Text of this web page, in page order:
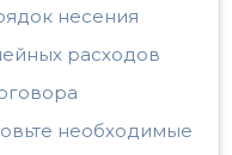
несения
расходов
необходимые